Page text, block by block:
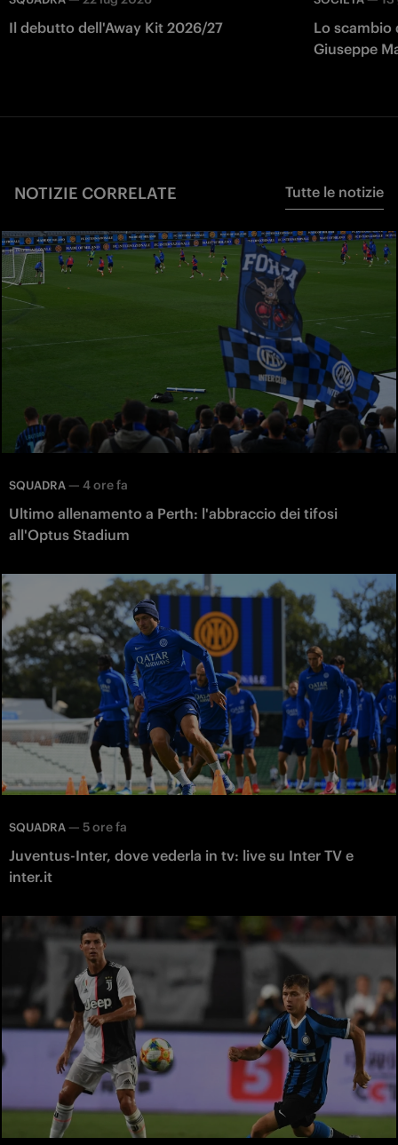
Il debutto dell'Away Kit 2026/27
Lo scambio
Giuseppe
NOTIZIE CORRELATE Tutte le notizie
SQUADRA — 4 ore fa
Ultimo allenamento a Perth: l'abbraccio dei tifosi
all'Optus Stadium
SQUADRA — 5 ore fa
Juventus-Inter, dove vederla in tv: live su Inter TV e
inter.it